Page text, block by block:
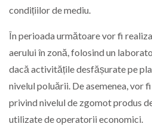
condițiilor de mediu.
În perioada următoare vor fi
aerului în zonă, folosind un
dacă activitățile desfășurate pe
nivelul poluării. De asemenea, vor
privind nivelul de zgomot produs
utilizate de operatorii economici.